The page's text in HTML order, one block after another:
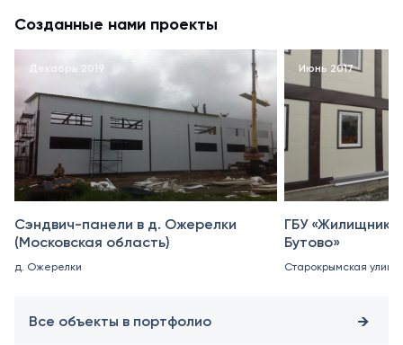
Созданные нами проекты
Декабрь 2019
Сэндвич-панели в д. Ожерелки
(Московская область)
д. Ожерелки
Июнь 2017
ГБУ «Жилищник
Бутово»
Старокрымская улица,
Все объекты в портфолио